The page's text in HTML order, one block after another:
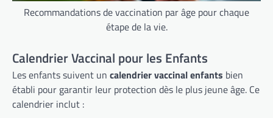
Recommandations de vaccination par âge pour chaque
étape de la vie.
Calendrier Vaccinal pour les Enfants
Les enfants suivent un calendrier vaccinal enfants bien
établi pour garantir leur protection dès le plus jeune âge. Ce
calendrier inclut :